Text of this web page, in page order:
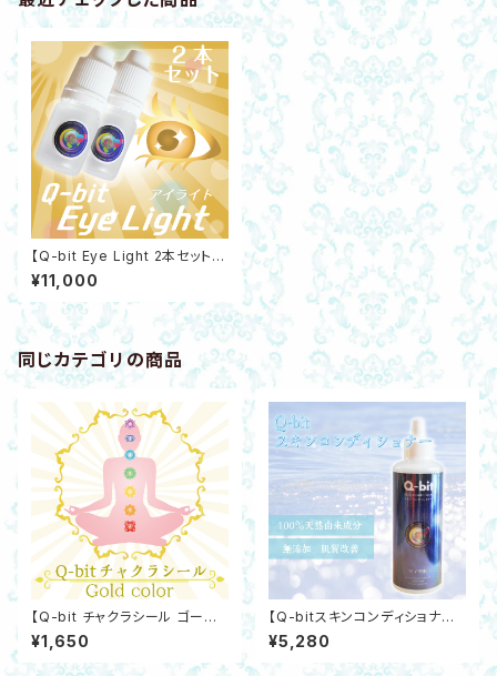
【Q-bit Eye Light 2本セット】
あらゆる目の違和感ケアにアイ
ライト 高機能量子濃縮液 Q-bit
ホワイト量子
¥11,000
同じカテゴリの商品
【Q-bit チャクラシール ゴール
ド】トルマリン・特殊鉱石入り チ
ャクラ調整 氣の巡り コリや痛み
に Q-bitホワイト量子
¥1,650
【Q-bitスキンコンディショナー】
ふき取り化粧水 肌質改善 無添
加ローション 抗酸化 自然治癒
力
¥5,280